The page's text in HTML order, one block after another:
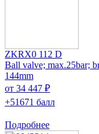
ZKRX0 112 D
Ball valve; max.25bar;
144mm
от 34 447 ₽
+51671 балл
Подробнее